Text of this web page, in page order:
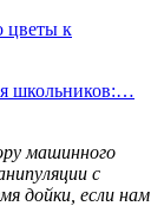
цветы к
школьников:…
машинного
с
дойки, если нам